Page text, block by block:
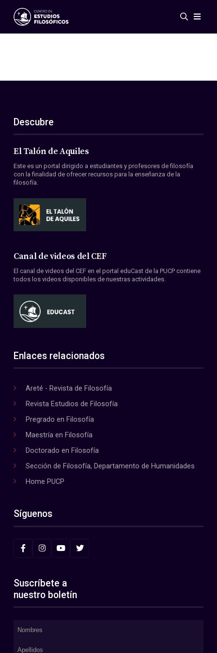
Eventos
ES
EN
Acerca de nosotros
Miembros
Convenios
Descubre
El Talón de Aquiles
Este es un portal dirigido a estudiantes y profesores de filosofía
con la finalidad de ofrecer recursos para la enseñanza de la
filosofía.
Canal de videos del CEF
El canal de videos del CEF en el portal eduCast de la PUCP contiene
todos los videos disponibles de nuestras actividades.
Enlaces relacionados
Areté - Revista de Filosofía
Revista Estudios de Filosofía
Pregrado en Filosofía
Maestría en Filosofía
Doctorado en Filosofía
Sección de Filosofía, Departamento de Humanidades
Home PUCP
Síguenos
Suscríbete a
nuestro boletín